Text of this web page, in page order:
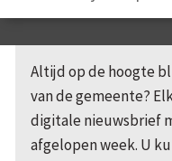
Altijd op de hoogte
van de gemeente?
digitale nieuwsbrief
afgelopen week. U